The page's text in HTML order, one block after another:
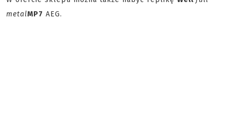
metalMP7 AEG.